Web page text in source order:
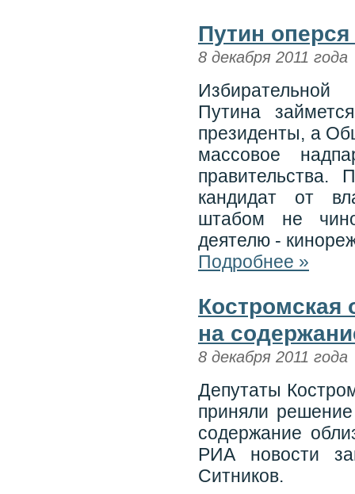
Путин
8 декабря 2011 года
Путина
президенты, а
массовое
правительства.
кандидат от
штабом не
деятелю -
Подробнее »
Костромская
на
8 декабря 2011 года
Депутаты
приняли
содержание
РИА новости
Ситников.